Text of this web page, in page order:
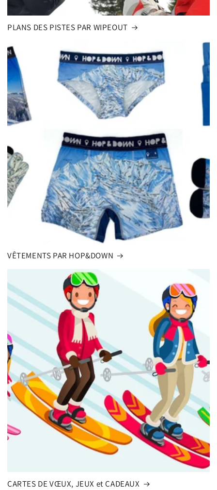
PLANS DES PISTES PAR WIPEOUT
VÊTEMENTS PAR HOP&DOWN
CARTES DE VŒUX, JEUX et CADEAUX